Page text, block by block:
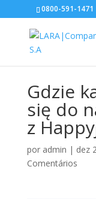
0800-591-1471
Gdzie
się do
z
por admin | dez
Comentários